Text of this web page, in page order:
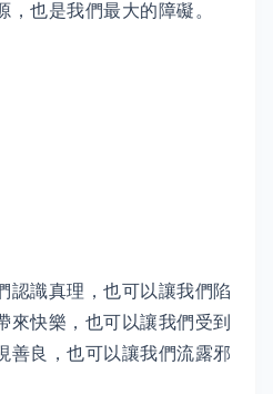
也是我們最大的障礙。
認識真理，也可以讓我們陷
來快樂，也可以讓我們受到
善良，也可以讓我們流露邪